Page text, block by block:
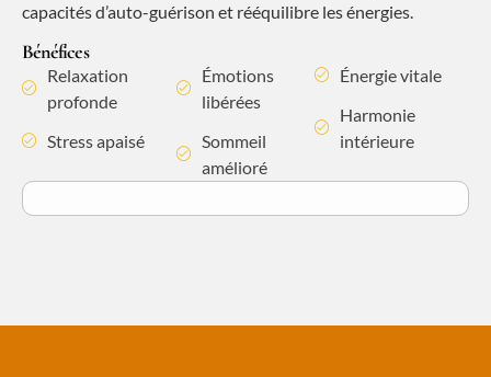
capacités d’auto-guérison et rééquilibre les énergies.
Bénéfices
Relaxation
profonde
Stress apaisé
Émotions
libérées
Sommeil
amélioré
Énergie vitale
Harmonie
intérieure